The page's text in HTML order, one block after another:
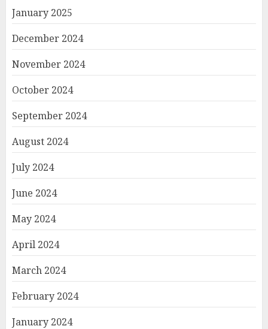
January 2025
December 2024
November 2024
October 2024
September 2024
August 2024
July 2024
June 2024
May 2024
April 2024
March 2024
February 2024
January 2024